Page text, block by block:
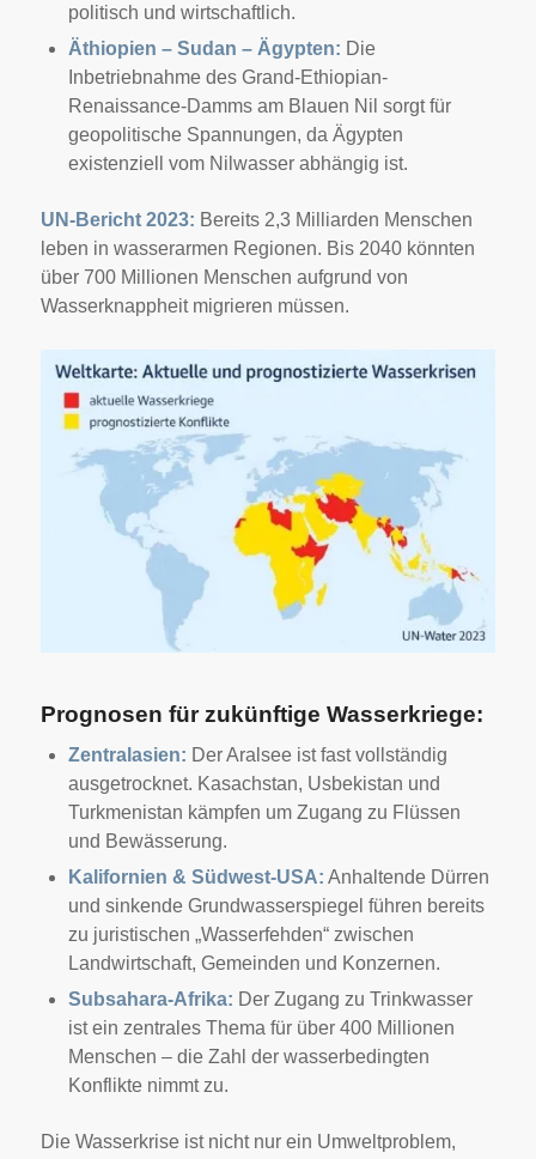
politisch und wirtschaftlich.
Äthiopien – Sudan – Ägypten: Die
Inbetriebnahme des Grand-Ethiopian-
Renaissance-Damms am Blauen Nil sorgt für
geopolitische Spannungen, da Ägypten
existenziell vom Nilwasser abhängig ist.
UN-Bericht 2023: Bereits 2,3 Milliarden Menschen
leben in wasserarmen Regionen. Bis 2040 könnten
über 700 Millionen Menschen aufgrund von
Wasserknappheit migrieren müssen.
Prognosen für zukünftige Wasserkriege:
Zentralasien: Der Aralsee ist fast vollständig
ausgetrocknet. Kasachstan, Usbekistan und
Turkmenistan kämpfen um Zugang zu Flüssen
und Bewässerung.
Kalifornien & Südwest-USA: Anhaltende Dürren
und sinkende Grundwasserspiegel führen bereits
zu juristischen „Wasserfehden“ zwischen
Landwirtschaft, Gemeinden und Konzernen.
Subsahara-Afrika: Der Zugang zu Trinkwasser
ist ein zentrales Thema für über 400 Millionen
Menschen – die Zahl der wasserbedingten
Konflikte nimmt zu.
Die Wasserkrise ist nicht nur ein Umweltproblem,